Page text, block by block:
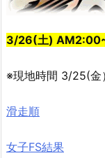
3/26(土)
※現地時間 3/25(金
滑走順
女子FS結果